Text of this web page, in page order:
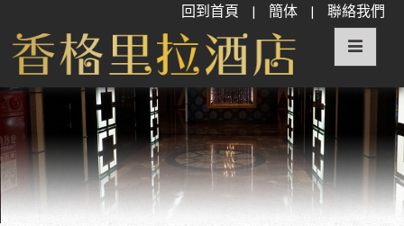
回到首頁 | 簡体 | 聯絡我們